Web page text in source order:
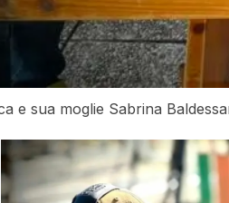
e sua moglie Sabrina